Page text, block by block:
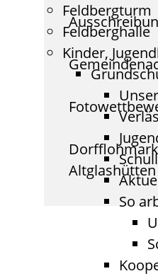
Feldbergturm
Feldberghalle
Kinder,
So
Altglashütten